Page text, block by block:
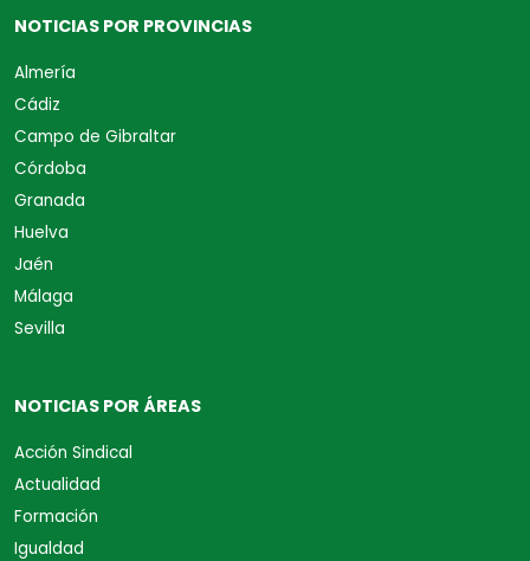
NOTICIAS POR PROVINCIAS
Almería
Cádiz
Campo de Gibraltar
Córdoba
Granada
Huelva
Jaén
Málaga
Sevilla
NOTICIAS POR ÁREAS
Acción Sindical
Actualidad
Formación
Igualdad